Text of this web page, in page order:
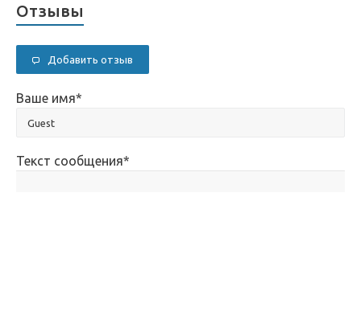
Отзывы
Добавить отзыв
Ваше имя*
Текст сообщения*